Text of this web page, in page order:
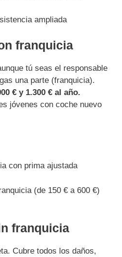
ampliada
franquicia
tú seas el responsable
una parte (franquicia).
€ y 1.300 € al año.
jóvenes con coche nuevo
con prima ajustada
(de 150 € a 600 €)
franquicia
Cubre todos los daños,